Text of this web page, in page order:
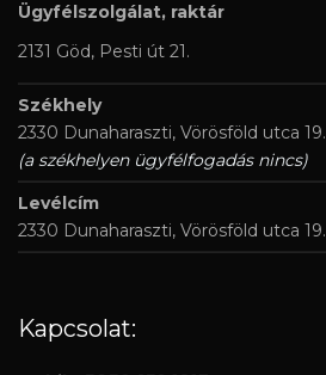
Ügyfélszolgálat, raktár
2131 Göd, Pesti út 21.
Székhely
2330 Dunaharaszti, Vörösföld utca 19.
(a székhelyen ügyfélfogadás nincs)
Levélcím
2330 Dunaharaszti, Vörösföld utca 19.
Kapcsolat: